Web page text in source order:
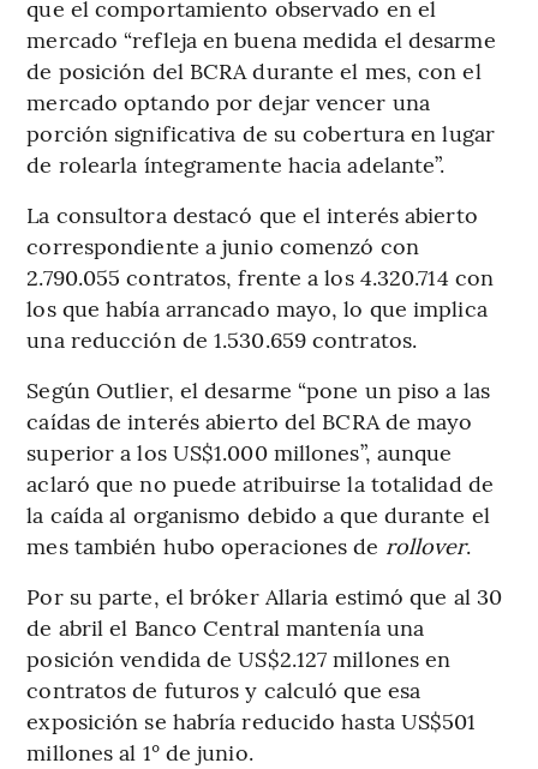
que el comportamiento observado en el
mercado “refleja en buena medida el desarme
de posición del BCRA durante el mes, con el
mercado optando por dejar vencer una
porción significativa de su cobertura en lugar
de rolearla íntegramente hacia adelante”.
La consultora destacó que el interés abierto
correspondiente a junio comenzó con
2.790.055 contratos, frente a los 4.320.714 con
los que había arrancado mayo, lo que implica
una reducción de 1.530.659 contratos.
Según Outlier, el desarme “pone un piso a las
caídas de interés abierto del BCRA de mayo
superior a los US$1.000 millones”, aunque
aclaró que no puede atribuirse la totalidad de
la caída al organismo debido a que durante el
mes también hubo operaciones de rollover.
Por su parte, el bróker Allaria estimó que al 30
de abril el Banco Central mantenía una
posición vendida de US$2.127 millones en
contratos de futuros y calculó que esa
exposición se habría reducido hasta US$501
millones al 1° de junio.